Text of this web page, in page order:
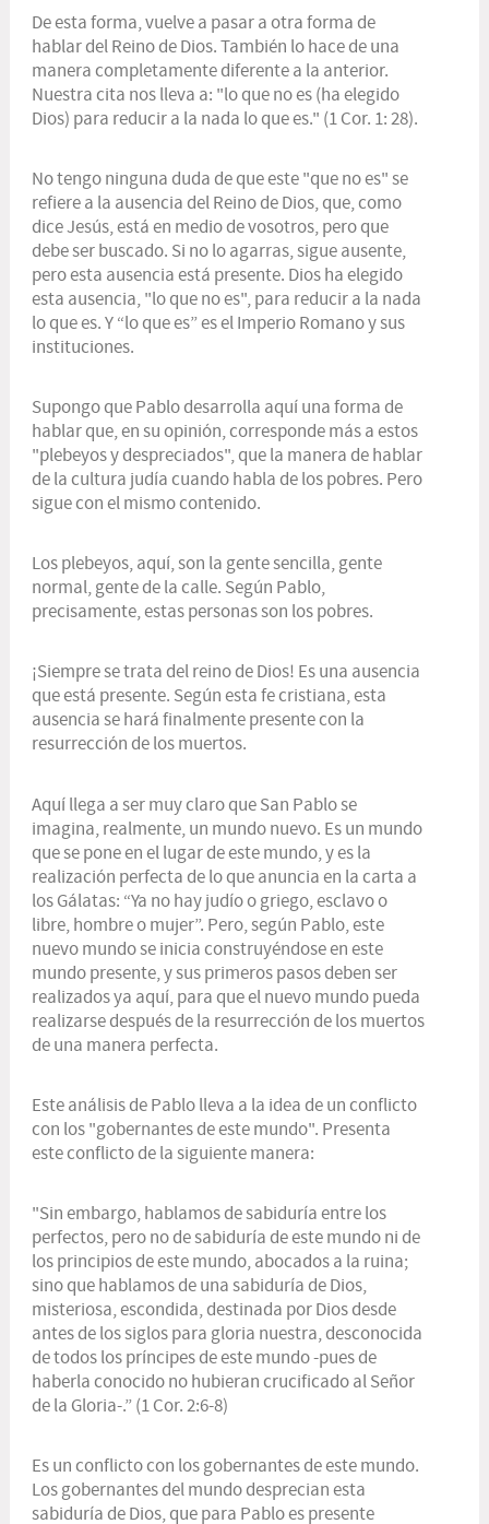
De esta forma, vuelve a pasar a otra forma de
hablar del Reino de Dios. También lo hace de una
manera completamente diferente a la anterior.
Nuestra cita nos lleva a: "lo que no es (ha elegido
Dios) para reducir a la nada lo que es." (1 Cor. 1: 28).
No tengo ninguna duda de que este "que no es" se
refiere a la ausencia del Reino de Dios, que, como
dice Jesús, está en medio de vosotros, pero que
debe ser buscado. Si no lo agarras, sigue ausente,
pero esta ausencia está presente. Dios ha elegido
esta ausencia, "lo que no es", para reducir a la nada
lo que es. Y “lo que es” es el Imperio Romano y sus
instituciones.
Supongo que Pablo desarrolla aquí una forma de
hablar que, en su opinión, corresponde más a estos
"plebeyos y despreciados", que la manera de hablar
de la cultura judía cuando habla de los pobres. Pero
sigue con el mismo contenido.
Los plebeyos, aquí, son la gente sencilla, gente
normal, gente de la calle. Según Pablo,
precisamente, estas personas son los pobres.
¡Siempre se trata del reino de Dios! Es una ausencia
que está presente. Según esta fe cristiana, esta
ausencia se hará finalmente presente con la
resurrección de los muertos.
Aquí llega a ser muy claro que San Pablo se
imagina, realmente, un mundo nuevo. Es un mundo
que se pone en el lugar de este mundo, y es la
realización perfecta de lo que anuncia en la carta a
los Gálatas: “Ya no hay judío o griego, esclavo o
libre, hombre o mujer”. Pero, según Pablo, este
nuevo mundo se inicia construyéndose en este
mundo presente, y sus primeros pasos deben ser
realizados ya aquí, para que el nuevo mundo pueda
realizarse después de la resurrección de los muertos
de una manera perfecta.
Este análisis de Pablo lleva a la idea de un conflicto
con los "gobernantes de este mundo". Presenta
este conflicto de la siguiente manera:
"Sin embargo, hablamos de sabiduría entre los
perfectos, pero no de sabiduría de este mundo ni de
los principios de este mundo, abocados a la ruina;
sino que hablamos de una sabiduría de Dios,
misteriosa, escondida, destinada por Dios desde
antes de los siglos para gloria nuestra, desconocida
de todos los príncipes de este mundo -pues de
haberla conocido no hubieran crucificado al Señor
de la Gloria-.” (1 Cor. 2:6-8)
Es un conflicto con los gobernantes de este mundo.
Los gobernantes del mundo desprecian esta
sabiduría de Dios, que para Pablo es presente